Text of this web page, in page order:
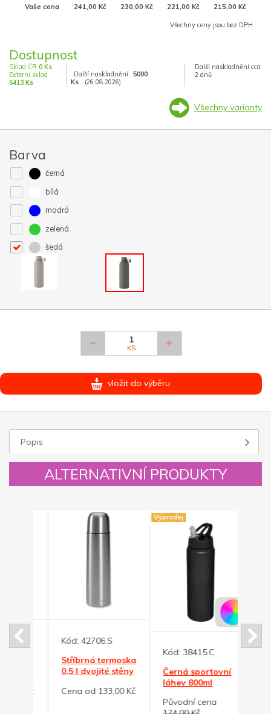
Vaše cena 241,00 Kč 230,00 Kč 221,00 Kč 215,00 Kč
Všechny ceny jsou bez DPH
Dostupnost
Sklad ČR 0 Ks
Externí sklad
6413 Ks
Další naskladnění: 5000
Ks
(26.08.2026)
Další naskladnění cca
2 dnů
Všechny varianty
Barva
černá
bílá
modrá
zelená
šedá
KS
vložit do výběru
Popis
ALTERNATIVNÍ PRODUKTY
Kód:42706.S
Stříbrná termoska
0,5 l dvojité stěny
Cena od 133,00 Kč
Výprodej
Kód:38415.C
Černá sportovní
láhev 800ml
Původní cena
Kód: